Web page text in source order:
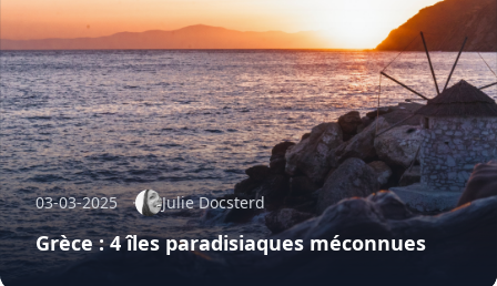
03-03-2025 Julie Docsterd
Grèce : 4 îles paradisiaques méconnues